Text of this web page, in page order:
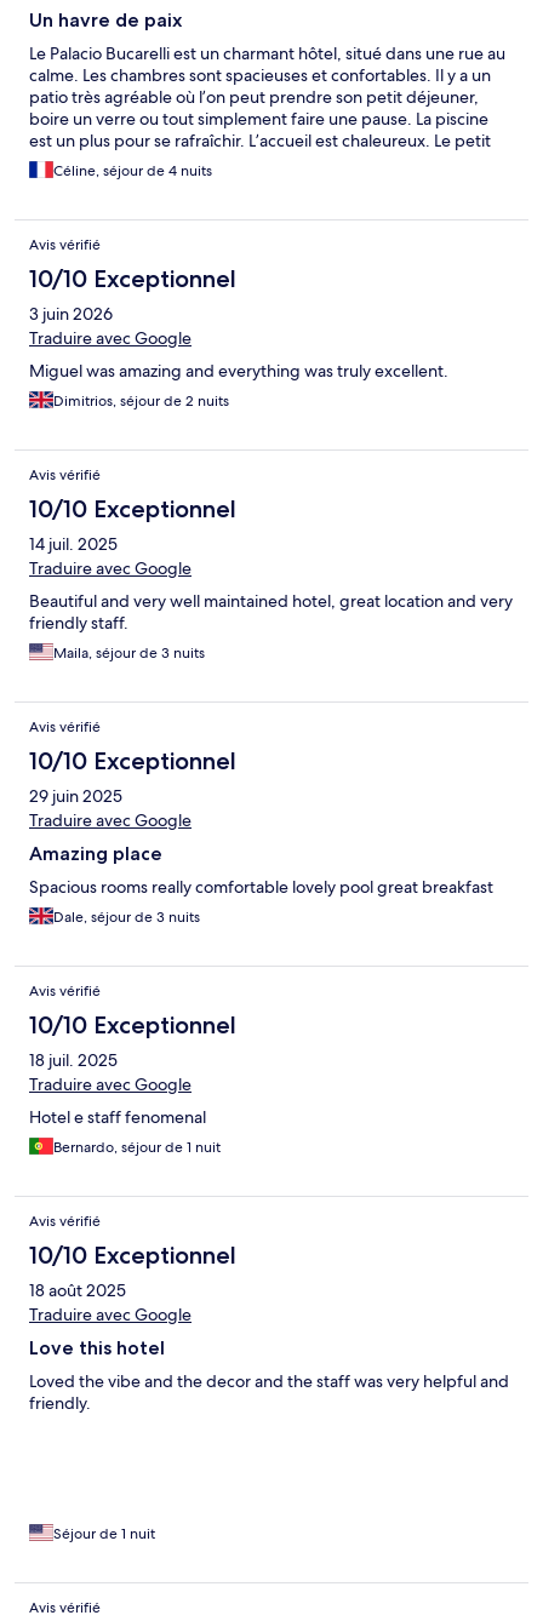
Un havre de paix
Le Palacio Bucarelli est un charmant hôtel, situé dans une rue au
calme. Les chambres sont spacieuses et confortables. Il y a un
patio très agréable où l’on peut prendre son petit déjeuner,
boire un verre ou tout simplement faire une pause. La piscine
est un plus pour se rafraîchir. L’accueil est chaleureux. Le petit
déjeuner est servi chaque matin devant la chambre avec du jus
d’orange fraîchement pressé. Toutes les visites peuvent se faire
Céline, séjour de 4 nuits
Avis vérifié
10/10 Exceptionnel
3 juin 2026
Traduire avec Google
Miguel was amazing and everything was truly excellent.
Dimitrios, séjour de 2 nuits
Avis vérifié
10/10 Exceptionnel
14 juil. 2025
Traduire avec Google
Beautiful and very well maintained hotel, great location and very
friendly staff.
Maila, séjour de 3 nuits
Avis vérifié
10/10 Exceptionnel
29 juin 2025
Traduire avec Google
Amazing place
Spacious rooms really comfortable lovely pool great breakfast
Dale, séjour de 3 nuits
Avis vérifié
10/10 Exceptionnel
18 juil. 2025
Traduire avec Google
Hotel e staff fenomenal
Bernardo, séjour de 1 nuit
Avis vérifié
10/10 Exceptionnel
18 août 2025
Traduire avec Google
Love this hotel
Loved the vibe and the decor and the staff was very helpful and
friendly.
Séjour de 1 nuit
Avis vérifié